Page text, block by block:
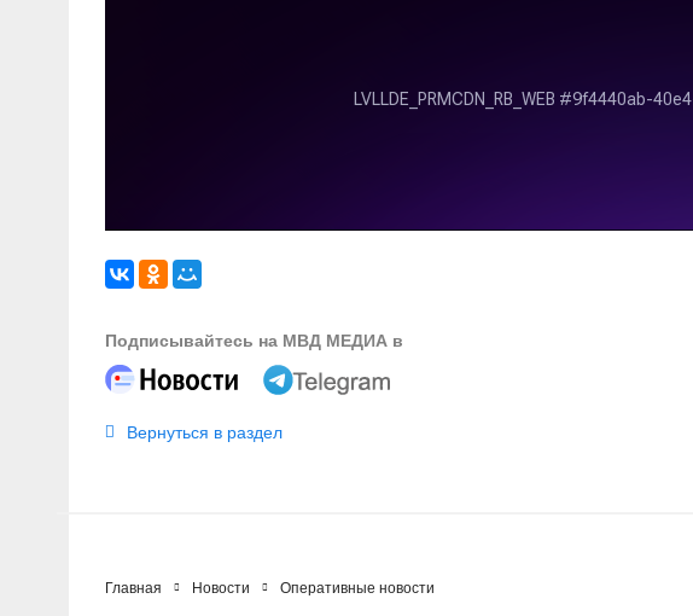
Подписывайтесь на МВД МЕДИА в
Вернуться в раздел
Главная Новости Оперативные новости